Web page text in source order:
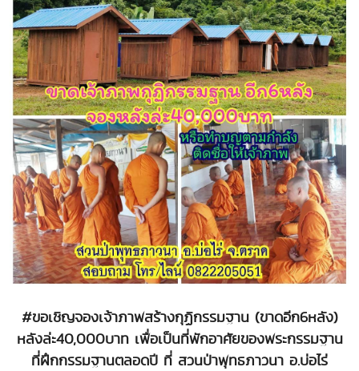
#ขอเชิญจองเจ้าภาพสร้างกุฏิกรรมฐาน (ขาดอีก6หลัง)
หลังล่ะ40,000บาท เพื่อเป็นที่พักอาศัยของพระกรรมฐาน
ที่ฝึกกรรมฐานตลอดปี ที่ สวนป่าพุทธภาวนา อ.บ่อไร่